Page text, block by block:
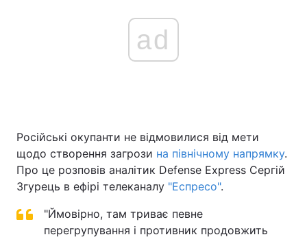
ad
Російські окупанти не відмовилися від мети
щодо створення загрози на північному напрямку.
Про це розповів аналітик Defense Express Сергій
Згурець в ефірі телеканалу "Еспресо".
"Ймовірно, там триває певне
перегрупування і противник продовжить